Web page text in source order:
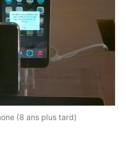
(8 ans plus tard)